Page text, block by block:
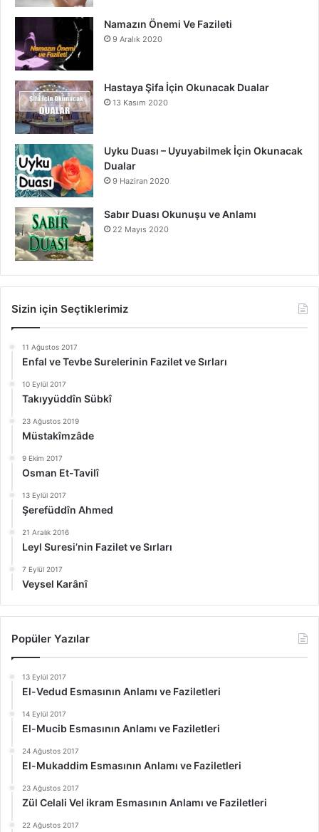
Namazın Önemi Ve Fazileti
9 Aralık 2020
Hastaya Şifa İçin Okunacak Dualar
13 Kasım 2020
Uyku Duası – Uyuyabilmek İçin Okunacak
Dualar
9 Haziran 2020
Sabır Duası Okunuşu ve Anlamı
22 Mayıs 2020
Sizin için Seçtiklerimiz
11 Ağustos 2017
Enfal ve Tevbe Surelerinin Fazilet ve Sırları
10 Eylül 2017
Takıyyüddîn Sübkî
23 Ağustos 2019
Müstakîmzâde
9 Ekim 2017
Osman Et-Tavilî
13 Eylül 2017
Şerefüddîn Ahmed
21 Aralık 2016
Leyl Suresi’nin Fazilet ve Sırları
7 Eylül 2017
Veysel Karânî
Popüler Yazılar
13 Eylül 2017
El-Vedud Esmasının Anlamı ve Faziletleri
14 Eylül 2017
El-Mucib Esmasının Anlamı ve Faziletleri
24 Ağustos 2017
El-Mukaddim Esmasının Anlamı ve Faziletleri
23 Ağustos 2017
Zül Celali Vel ikram Esmasının Anlamı ve Faziletleri
22 Ağustos 2017